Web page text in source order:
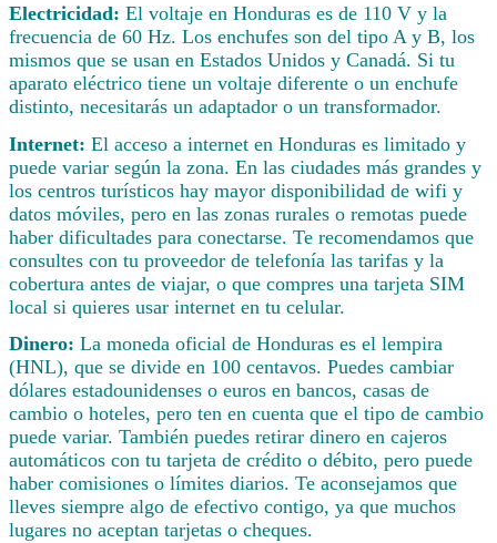
Electricidad: El voltaje en Honduras es de 110 V y la
frecuencia de 60 Hz. Los enchufes son del tipo A y B, los
mismos que se usan en Estados Unidos y Canadá. Si tu
aparato eléctrico tiene un voltaje diferente o un enchufe
distinto, necesitarás un adaptador o un transformador.
Internet: El acceso a internet en Honduras es limitado y
puede variar según la zona. En las ciudades más grandes y
los centros turísticos hay mayor disponibilidad de wifi y
datos móviles, pero en las zonas rurales o remotas puede
haber dificultades para conectarse. Te recomendamos que
consultes con tu proveedor de telefonía las tarifas y la
cobertura antes de viajar, o que compres una tarjeta SIM
local si quieres usar internet en tu celular.
Dinero: La moneda oficial de Honduras es el lempira
(HNL), que se divide en 100 centavos. Puedes cambiar
dólares estadounidenses o euros en bancos, casas de
cambio o hoteles, pero ten en cuenta que el tipo de cambio
puede variar. También puedes retirar dinero en cajeros
automáticos con tu tarjeta de crédito o débito, pero puede
haber comisiones o límites diarios. Te aconsejamos que
lleves siempre algo de efectivo contigo, ya que muchos
lugares no aceptan tarjetas o cheques.